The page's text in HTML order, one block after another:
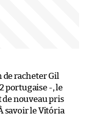
de racheter Gil
portugaise -, le
de nouveau pris
savoir le Vitória